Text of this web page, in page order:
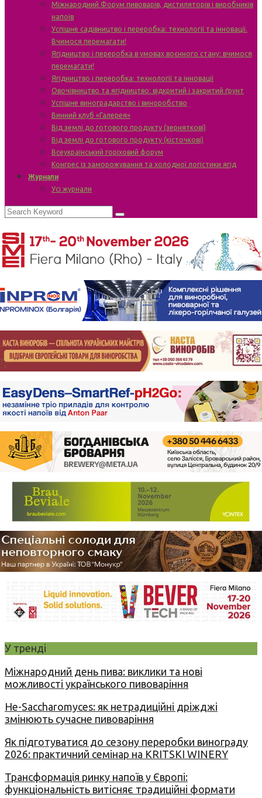
Міжнародний Форум пивоварів, дистиляторів і виробників
напоїв
Успішне садівництво і переробка: технології та інновації.
Вчимося перемагати!
Ягідництво і переробка в умовах воєнного стану: вчимося
перемагати!
Ягідництво і переробка: технології та інновації
Овочівництво та ягідництво: відкритий і закритий ґрунт
Успішне виноградарство і виноробство
Винний клуб «Галерея»
Від землі до готового продукту (зерняткові)
Від землі до готового продукту (кісточкові)
Всеукраїнський горіховий форум
Конгрес із заморожування та холодної логістики ягід
Журнали
Усі журнали
У тренді
Міжнародний день пива: виклики та нові
можливості українського пивоваріння
Не-Saccharomyces: як нетрадиційні дріжджі
змінюють сучасне пивоваріння
Як підготуватися до сезону переробки винограду
2026: практичний семінар на KRITSKI WINERY
Трансформація ринку напоїв у Європі:
функціональність витісняє традиційні формати